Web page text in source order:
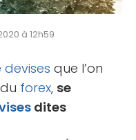
à 12h59
que l’on
forex, se
dites